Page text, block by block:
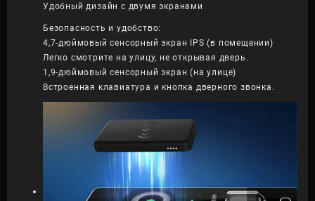
Удобный дизайн с двумя экранами
Безопасность и удобство:
4,7-дюймовый сенсорный экран IPS (в помещении)
Легко смотрите на улицу, не открывая дверь.
1,9-дюймовый сенсорный экран (на улице)
Встроенная клавиатура и кнопка дверного звонка.